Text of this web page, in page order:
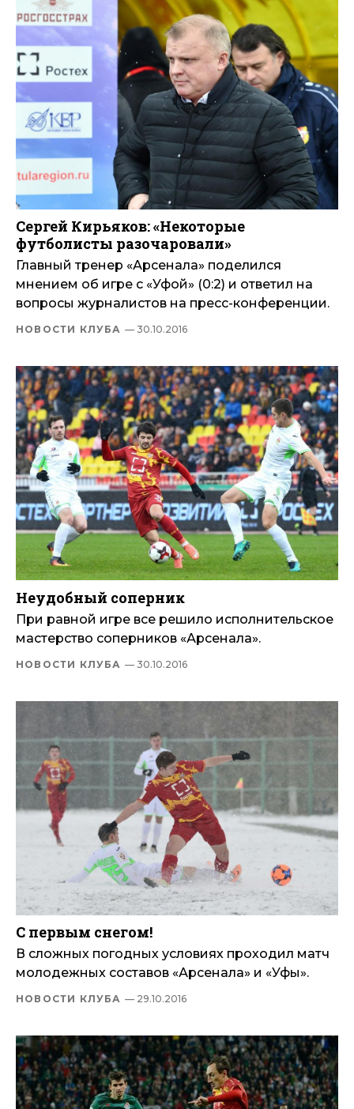
Сергей Кирьяков: «Некоторые
футболисты разочаровали»
Главный тренер «Арсенала» поделился
мнением об игре с «Уфой» (0:2) и ответил на
вопросы журналистов на пресс-конференции.
НОВОСТИ КЛУБА — 30.10.2016
Неудобный соперник
При равной игре все решило исполнительское
мастерство соперников «Арсенала».
НОВОСТИ КЛУБА — 30.10.2016
С первым снегом!
В сложных погодных условиях проходил матч
молодежных составов «Арсенала» и «Уфы».
НОВОСТИ КЛУБА — 29.10.2016